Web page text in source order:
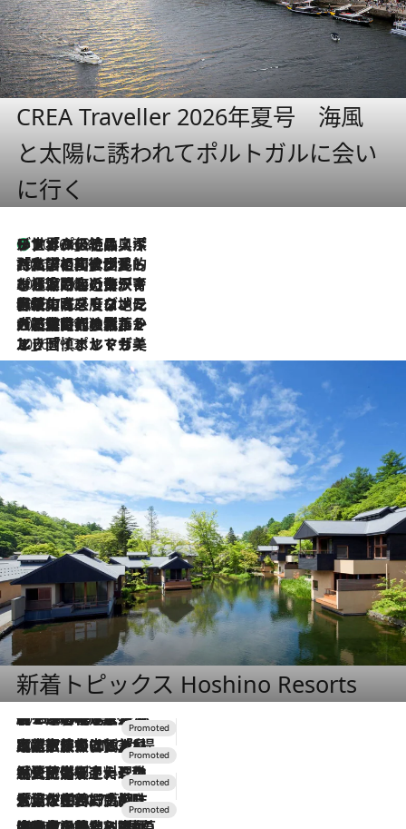
CREA Traveller 2026年夏号 海風
と太陽に誘われてポルトガルに会い
に行く
2026.8.8
リスボンの絶品スイーツ「パステル・デ・ナタ」とは？ポルトガル伝統の奥深い世界へ
2026.7.27
「私の祖国はポルトガル語です」国民的詩人フェルナンド・ペソアと、彼が愛した文学の街を歩く
2026.7.26
ポルトガル近海が育む極上の海の幸。キリリと冷えた白ワインと愉しむ、シーフード専門店の贅沢
2026.7.22
伝統の味をモダンに昇華。高感度な地元客が集う、リスボンの最旬ガストロノミー
2026.7.21
大航海時代の栄華から、震災、独裁、そして革命へ。ポルトガル・首都リスボンの石畳に刻まれた「歴史の光と影」
2026.7.13
エッセイ・ヤマザキマリ「慎ましくも美しき国 ポルトガル」
新着トピックス Hoshino Resorts
2026.8.7
【トンボの足水浴】ヒノキの香りに包まれて涼感マックス！約13℃の湧水かけ流しを避暑地「星野温泉 トンボの湯」で体験
2026.7.31
【ホテル帰省】という選択肢をOMOが提案。家族とほどよい距離を保つには「昼は実家、夜は気兼ねなくホテルで！」
2026.7.24
【夏限定ディナーコース】旬を迎える稚鮎や花ズッキーニなどをイタリア・トスカーナの郷土料理の手法で満喫！
2026.7.17
「土佐和ハーブかき氷」がOMO7高知に登場！生姜、山椒、大葉など目にも舌にも涼を呼ぶ郷土の味